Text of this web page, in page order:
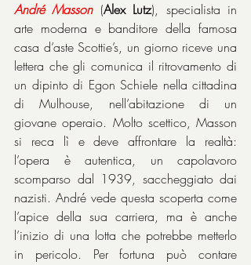
André Masson (Alex Lutz), specialista in
arte moderna e banditore della famosa
casa d’aste Scottie’s, un giorno riceve una
lettera che gli comunica il ritrovamento di
un dipinto di Egon Schiele nella cittadina
di Mulhouse, nell’abitazione di un
giovane operaio. Molto scettico, Masson
si reca lì e deve affrontare la realtà:
l’opera è autentica, un capolavoro
scomparso dal 1939, saccheggiato dai
nazisti. André vede questa scoperta come
l’apice della sua carriera, ma è anche
l’inizio di una lotta che potrebbe metterlo
in pericolo. Per fortuna può contare